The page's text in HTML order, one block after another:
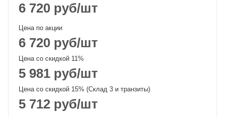
6 720 руб/шт
Цена по акции
6 720 руб/шт
Цена со скидкой 11%
5 981 руб/шт
Цена со скидкой 15% (Склад 3 и транзиты)
5 712 руб/шт